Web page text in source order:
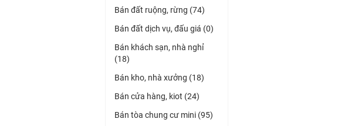
Bán đất ruộng, rừng (74)
Bán đất dịch vụ, đấu giá (0)
Bán khách sạn, nhà nghỉ
(18)
Bán kho, nhà xưởng (18)
Bán cửa hàng, kiot (24)
Bán tòa chung cư mini (95)